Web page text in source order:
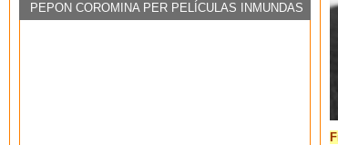
PEPON COROMINA PER PELÍCULAS INMUNDAS